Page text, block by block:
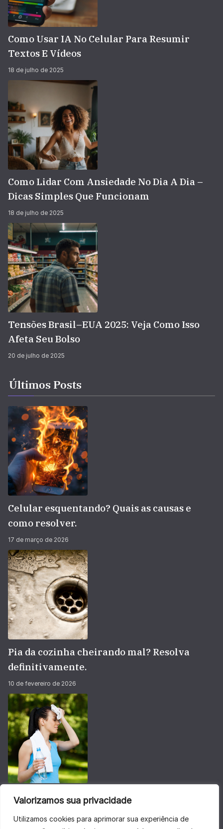
Valorizamos sua privacidade
Utilizamos cookies para aprimorar sua experiência de
Como Usar IA No Celular Para Resumir
Textos E Vídeos
18 de julho de 2025
Como Lidar Com Ansiedade No Dia A Dia –
Dicas Simples Que Funcionam
18 de julho de 2025
Tensões Brasil–EUA 2025: Veja Como Isso
Afeta Seu Bolso
20 de julho de 2025
Últimos Posts
Celular esquentando? Quais as causas e
como resolver.
17 de março de 2026
Pia da cozinha cheirando mal? Resolva
definitivamente.
10 de fevereiro de 2026
Não deixe sua energia baixar no calorão do
28 de janeiro de 2026